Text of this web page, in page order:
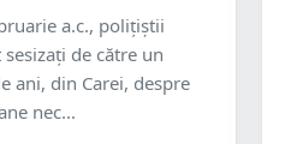
a.c., polițiștii
de către un
ani, din Carei, despre
nec...